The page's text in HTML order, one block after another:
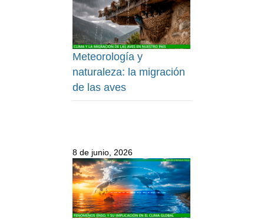
Meteorología y
naturaleza: la migración
de las aves
8 de junio, 2026